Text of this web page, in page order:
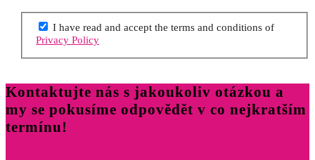
I have read and accept the terms and conditions of
Privacy Policy
Kontaktujte nás s jakoukoliv otázkou a
my se pokusíme odpovědět v co nejkratším
termínu!